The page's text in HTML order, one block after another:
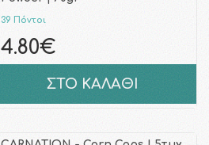
39 Πόντοι
4.80€
ΣΤΟ ΚΑΛΑΘΙ